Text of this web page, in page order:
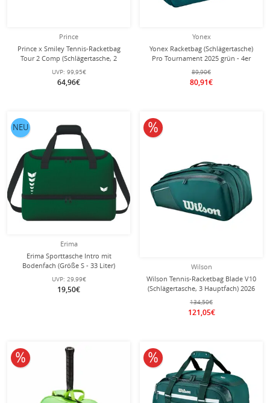
Prince
Prince x Smiley Tennis-Racketbag
Tour 2 Comp (Schlägertasche, 2
Hauptfächer, Thermofach) 2025
grün 6er
UVP: 99,95€
64,96€
Yonex
Yonex Racketbag (Schlägertasche)
Pro Tournament 2025 grün - 4er
89,90€
80,91€
Erima
Erima Sporttasche Intro mit
Bodenfach (Größe S - 33 Liter)
smaragdgrün 40x25x33cm
UVP: 29,99€
19,50€
NEU
Wilson
Wilson Tennis-Racketbag Blade V10
(Schlägertasche, 3 Hauptfach) 2026
134,50€
121,05€
10% reduziert
10% reduziert 10% reduziert